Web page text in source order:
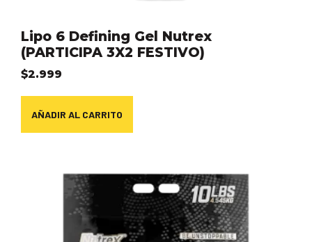
Lipo 6 Defining Gel Nutrex
(PARTICIPA 3X2 FESTIVO)
$2.999
AÑADIR AL CARRITO